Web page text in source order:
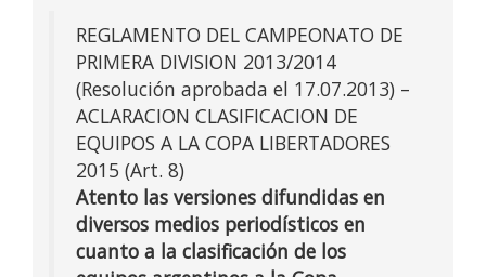
REGLAMENTO DEL CAMPEONATO DE
PRIMERA DIVISION 2013/2014
(Resolución aprobada el 17.07.2013) –
ACLARACION CLASIFICACION DE
EQUIPOS A LA COPA LIBERTADORES
2015 (Art. 8)
Atento las versiones difundidas en
diversos medios periodísticos en
cuanto a la clasificación de los